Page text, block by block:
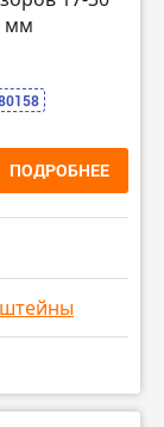
мм
ПОДРОБНЕЕ